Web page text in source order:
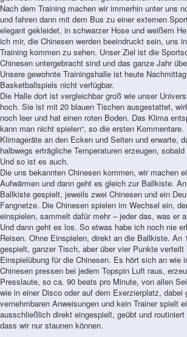
Nach dem Training machen wir immerhin unter uns
und fahren dann mit dem Bus zu einer externen
elegant gekleidet, in schwarzer Hose und weißem
ich mir, die Chinesen werden beeindruckt sein, uns
Training kommen zu sehen. Unser Ziel ist die
Chinesen untergebracht sind und das ganze Jahr
Unsere gewohnte Trainingshalle ist heute
Basketballspiels nicht verfügbar.
Die Halle dort ist vergleichbar groß wie unser
hoch. Sie ist mit 20 blauen Tischen ausgestattet,
noch leer und hat einen roten Boden. Das Klima
kann man nicht spielen“, so die ersten
Klimageräte an den Ecken und Seiten und erwarte,
halbwegs erträgliche Temperaturen erzeugen,
Und so ist es auch.
Die uns bekannten Chinesen kommen, wir machen
Aufwärmen und dann geht es gleich zur Ballkiste.
Ballkiste gespielt, jeweils zwei Chinesen und ein
Fangnetze. Die Chinesen spielen im Wechsel ein,
einspielen, sammelt dafür mehr – jeder das, was er
Und dann geht es los. So etwas habe ich noch nie
Reisen. Ohne Einspielen, direkt an die Ballkiste. An
gespielt, ganzer Tisch, aber über vier Punkte
Einspielübung für die Chinesen. Es hört sich an wie
Chinesen pressen bei jedem Topspin Luft raus,
Presslaute, so ca. 90 beats pro Minute, von allen
wie in einer Disco oder auf dem Exerzierplatz, dabei
vernehmbaren Anweisungen und kein Trainer spielt
ausschließlich direkt eingespielt, geübt und
dass wir nur staunen können.